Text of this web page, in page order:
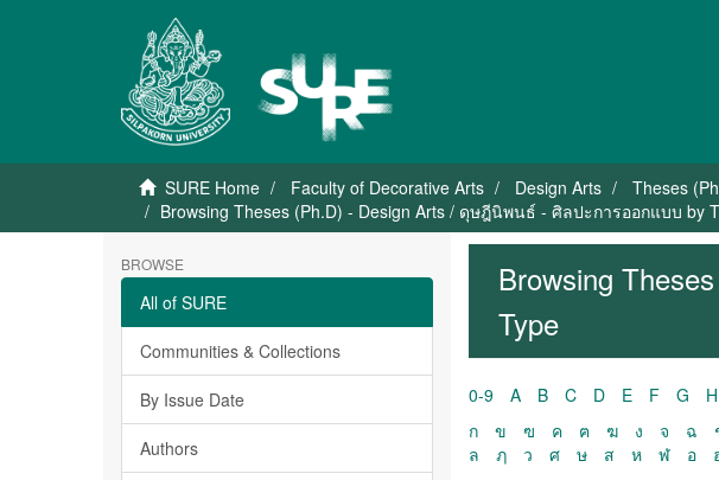
SURE Home Faculty of Decorative Arts Design Arts
Theses
Browsing Theses (Ph.D) - Design Arts / ดุษฎีนิพนธ์ - ศิลปะการออกแบบ by
BROWSE
All of SURE
Communities & Collections
By Issue Date
Authors
Browsing
Type
0-9 A B C D E F G H
ก
ข ฃ ค ฅ ฆ ง จ ฉ
ล
ฦ ว ศ ษ ส ห ฬ อ